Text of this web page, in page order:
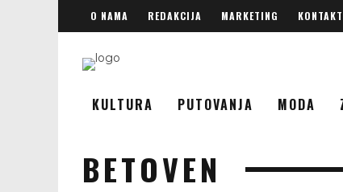
O NAMA REDAKCIJA MARKETING KONTAKT
KULTURA PUTOVANJA MODA
BETOVEN